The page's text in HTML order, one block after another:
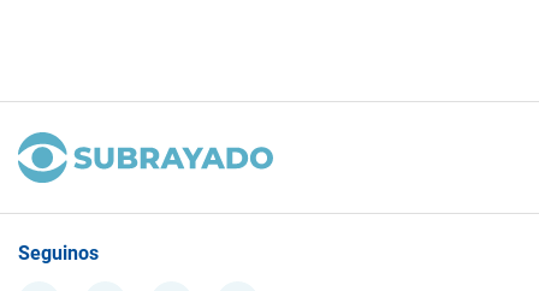
Seguinos